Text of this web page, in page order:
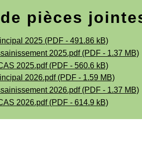
pièces
2025 (PDF - 491.86 kB)
2025.pdf (PDF - 1.37 MB)
2025.pdf (PDF - 560.6 kB)
2026.pdf (PDF - 1.59 MB)
2026.pdf (PDF - 1.37 MB)
2026.pdf (PDF - 614.9 kB)